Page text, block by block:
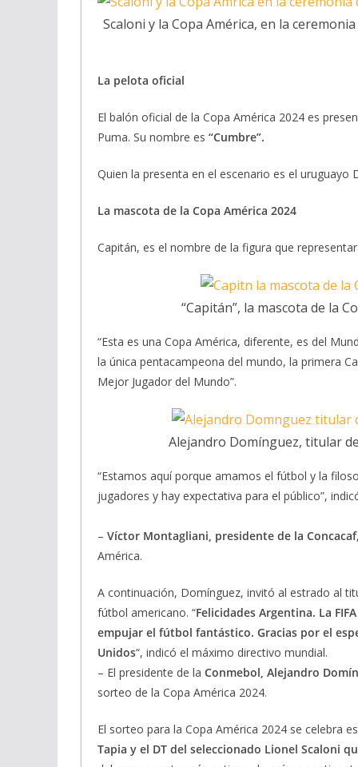
Scaloni y la Copa América, en la
La pelota oficial
El balón oficial de la Copa América 2024 es
Puma. Su nombre es “Cumbre”.
Quien la presenta en el escenario es el uruguayo
La mascota de la Copa América 2024
Capitán, es el nombre de la figura que
“Capitán”, la mascota de la
“Esta es una Copa América, diferente, es del
la única pentacampeona del mundo, la primera
Mejor Jugador del Mundo”.
Alejandro Domínguez, titular
“Estamos aquí porque amamos el fútbol y la
jugadores y hay expectativa para el público”,
– Víctor Montagliani, presidente de la Concacaf
América.
A continuación, Domínguez, invitó al estrado al
fútbol americano. “Felicidades Argentina. La
empujar el fútbol fantástico. Gracias por el
Unidos“, indicó el máximo directivo mundial.
– El presidente de la Conmebol, Alejandro
sorteo de la Copa América 2024.
El sorteo para la Copa América 2024 se celebra
Tapia y el DT del seleccionado Lionel Scaloni